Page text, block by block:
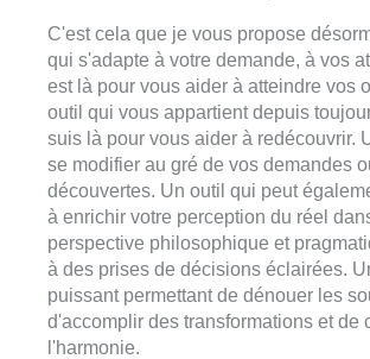
C'est cela que je vous propose
qui s'adapte à votre demande, à vos
est là pour vous aider à atteindre vos
outil qui vous appartient depuis
suis là pour vous aider à redécouvrir.
se modifier au gré de vos demandes
découvertes. Un outil qui peut
à enrichir votre perception du réel
perspective philosophique et
à des prises de décisions éclairées.
puissant permettant de dénouer les
d'accomplir des transformations et de
l'harmonie.